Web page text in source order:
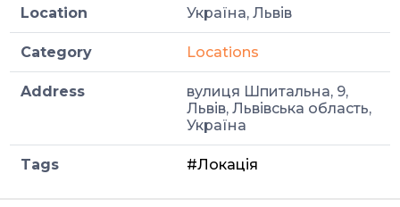
Location Україна, Львів
Category Locations
Address
вулиця Шпитальна, 9,
Львів, Львівська область,
Україна
Tags #Локація